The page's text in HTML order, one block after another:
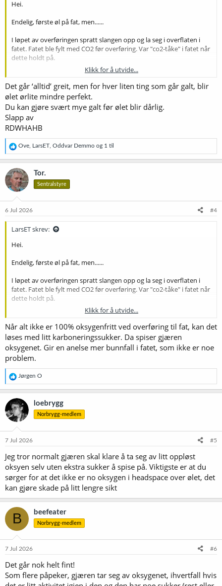
Hei.
Endelig, første øl på fat, men......
I løpet av overføringen spratt slangen opp og la seg i overflaten i
fatet. Fatet ble fylt med CO2 før overføring. Var "co2-tåke" i fatet når
dette holdt på.
Er dette krise eller har det mest sannsynlig gått bra?
Om det er krise er det vel bare å brette opp ermene for å sette et
nytt brygg i kveld....
Klikk for å utvide...
Det går ‘alltid’ greit, men for hver liten ting som går galt, blir
ølet ørlite mindre perfekt.
Du kan gjøre svært mye galt før ølet blir dårlig.
Slapp av
RDWHAHB
R
e
a
k
s
j
o
e
Ove LarsET Oddvar Demmo og 1 til
Tor.
Sentralstyre
6 Jul 2026 #4
LarsET skrev:
Hei.
Endelig, første øl på fat, men......
I løpet av overføringen spratt slangen opp og la seg i overflaten i
fatet. Fatet ble fylt med CO2 før overføring. Var "co2-tåke" i fatet når
dette holdt på.
Er dette krise eller har det mest sannsynlig gått bra?
Om det er krise er det vel bare å brette opp ermene for å sette et
nytt brygg i kveld....
Klikk for å utvide...
Når alt ikke er 100% oksygenfritt ved overføring til fat, kan det
løses med litt karboneringssukker. Da spiser gjæren
oksygenet. Gir en anelse mer bunnfall i fatet, som ikke er noe
problem.
R
e
a
k
s
j
o
e
:
Jørgen O
loebrygg
Norbrygg-medlem
7 Jul 2026 #5
Jeg tror normalt gjæren skal klare å ta seg av litt oppløst
oksyen selv uten ekstra sukker å spise på. Viktigste er at du
sørger for at det ikke er no oksygen i headspace over ølet, det
kan gjøre skade på litt lengre sikt
B beefeater
Norbrygg-medlem
7 Jul 2026 #6
Det går nok helt fint!
Som flere påpeker, gjæren tar seg av oksygenet, ihvertfall hvis